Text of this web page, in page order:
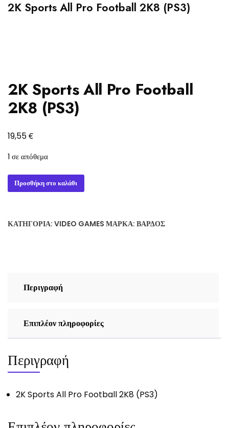
2K Sports All Pro Football 2K8 (PS3)
2K Sports All Pro Football
2K8 (PS3)
19,55€
1 σε απόθεμα
2K
Sports
Football
Προσθήκη στο καλάθι
ΚΑΤΗΓΟΡΊΑ: VIDEO GAMES ΜΆΡΚΑ: ΒΆΡΔΟΣ
Περιγραφή
Επιπλέον πληροφορίες
Περιγραφή
2K Sports All Pro Football 2K8 (PS3)